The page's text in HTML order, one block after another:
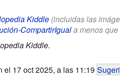
Kiddle(incluidas las
CompartirIguala menos que
Kiddle.
el 17 oct 2025, a las 11:19